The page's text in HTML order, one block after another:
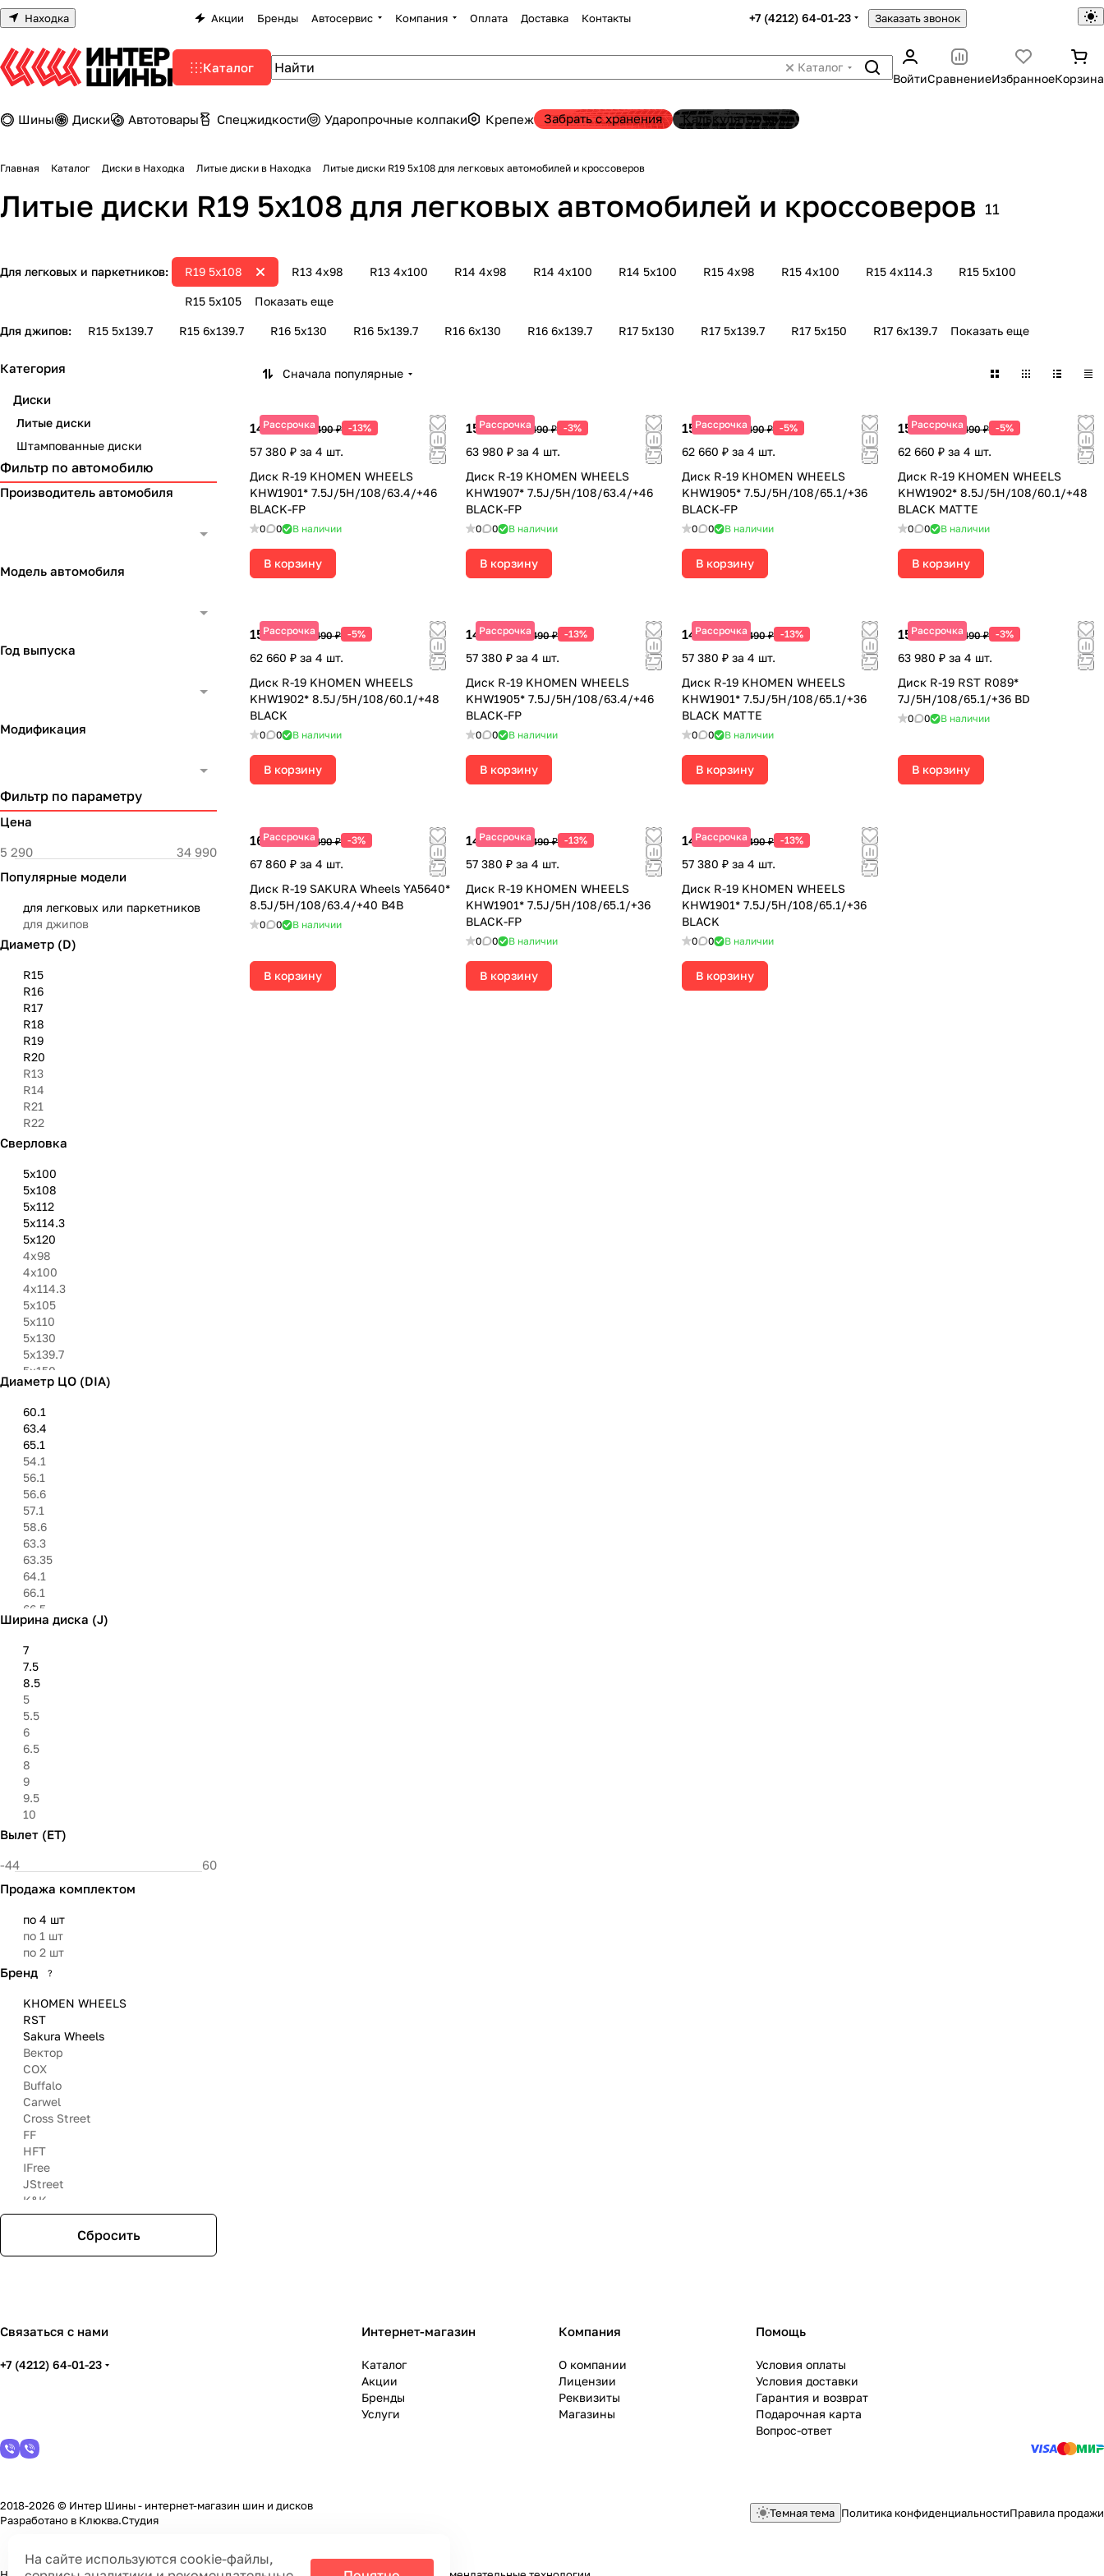
Находка Акции Бренды Автосервис Компания Оплата Доставка Контакты +7 (4212) 64-01-23 Заказать звонок
Каталог
Каталог
ВойтиСравнениеИзбранноеКорзина
Шины Диски Автотовары Спецжидкости Ударопрочные колпаки Крепеж Забрать с хранения Калькулятор шин
Главная Каталог Диски в Находка Литые диски в Находка Литые диски R19 5х108 для легковых автомобилей и кроссоверов
Литые диски R19 5х108 для легковых автомобилей и кроссоверов 11
Для легковых и паркетников: R13 4х98 R13 4х100 R14 4х98 R14 4х100 R14 5х100 R15 4х98 R15 4х100 R15 4х114.3 R15 5х100
R15 5x105
R19 5х108
Показать еще
Для джипов: R15 5х139.7 R15 6х139.7 R16 5х130 R16 5х139.7 R16 6х130 R16 6х139.7 R17 5х130 R17 5х139.7 R17 5х150 R17 6х139.7 Показать еще
Сначала популярные
Рассрочка
14 345 ₽16 490 ₽ -13%
57 380 ₽ за 4 шт.
Диск R-19 KHOMEN WHEELS
KHW1901* 7.5J/5H/108/63.4/+46
BLACK-FP
0 0 В наличии
В корзину
Рассрочка
15 995 ₽16 490 ₽ -3%
63 980 ₽ за 4 шт.
Диск R-19 KHOMEN WHEELS
KHW1907* 7.5J/5H/108/63.4/+46
BLACK-FP
0 0 В наличии
В корзину
Рассрочка
15 665 ₽16 490 ₽ -5%
62 660 ₽ за 4 шт.
Диск R-19 KHOMEN WHEELS
KHW1905* 7.5J/5H/108/65.1/+36
BLACK-FP
0 0 В наличии
В корзину
Рассрочка
15 665 ₽16 490 ₽ -5%
62 660 ₽ за 4 шт.
Диск R-19 KHOMEN WHEELS
KHW1902* 8.5J/5H/108/60.1/+48
BLACK MATTE
0 0 В наличии
В корзину
Рассрочка
15 665 ₽16 490 ₽ -5%
62 660 ₽ за 4 шт.
Диск R-19 KHOMEN WHEELS
KHW1902* 8.5J/5H/108/60.1/+48
BLACK
0 0 В наличии
В корзину
Рассрочка
14 345 ₽16 490 ₽ -13%
57 380 ₽ за 4 шт.
Диск R-19 KHOMEN WHEELS
KHW1905* 7.5J/5H/108/63.4/+46
BLACK-FP
0 0 В наличии
В корзину
Рассрочка
14 345 ₽16 490 ₽ -13%
57 380 ₽ за 4 шт.
Диск R-19 KHOMEN WHEELS
KHW1901* 7.5J/5H/108/65.1/+36
BLACK MATTE
0 0 В наличии
В корзину
Рассрочка
15 995 ₽16 490 ₽ -3%
63 980 ₽ за 4 шт.
Диск R-19 RST R089*
7J/5H/108/65.1/+36 BD
0 0 В наличии
В корзину
Рассрочка
16 965 ₽17 490 ₽ -3%
67 860 ₽ за 4 шт.
Диск R-19 SAKURA Wheels YA5640*
8.5J/5H/108/63.4/+40 B4B
0 0 В наличии
В корзину
Рассрочка
14 345 ₽16 490 ₽ -13%
57 380 ₽ за 4 шт.
Диск R-19 KHOMEN WHEELS
KHW1901* 7.5J/5H/108/65.1/+36
BLACK-FP
0 0 В наличии
В корзину
Рассрочка
14 345 ₽16 490 ₽ -13%
57 380 ₽ за 4 шт.
Диск R-19 KHOMEN WHEELS
KHW1901* 7.5J/5H/108/65.1/+36
BLACK
0 0 В наличии
В корзину
Категория
Диски
Литые диски
Штампованные диски
Фильтр по автомобилю
Производитель автомобиля
Модель автомобиля
Год выпуска
Модификация
Фильтр по параметру
Цена
Популярные модели
для легковых или паркетников
для джипов
Диаметр (D)
R15
R16
R17
R18
R19
R20
R13
R14
R21
R22
Сверловка
5х100
5х108
5х112
5х114.3
5х120
4х98
4х100
4х114.3
5x105
5х110
5х130
5х139.7
5х150
6х114.3
6х139.7
9х100
Диаметр ЦО (DIA)
60.1
63.4
65.1
54.1
56.1
56.6
57.1
58.6
63.3
63.35
64.1
66.1
66.5
66.6
71.6
72.6
73.1
75
75.1
78.1
84.1
84.2
95.1
98
98.5
100.1
106.3
108
110
66.45
110.1
110.5
Ширина диска (J)
7
7.5
8.5
5
5.5
6
6.5
8
9
9.5
10
Вылет (ET)
Продажа комплектом
по 4 шт
по 1 шт
по 2 шт
Бренд ?
KHOMEN WHEELS
RST
Sakura Wheels
Вектор
COX
Buffalo
Carwel
Cross Street
FF
HFT
IFree
JStreet
K&К
Kipardo
Venti
YST
Сбросить
Связаться с нами
+7 (4212) 64-01-23
Интернет-магазин
Каталог
Акции
Бренды
Услуги
Компания
О компании
Лицензии
Реквизиты
Магазины
Помощь
Условия оплаты
Условия доставки
Гарантия и возврат
Подарочная карта
Вопрос-ответ
2018-2026 © Интер Шины - интернет-магазин шин и дисков
Разработано в Клюква.Студия
Темная тема Политика конфиденциальностиПравила продажи
На сайте используются cookie-файлы,